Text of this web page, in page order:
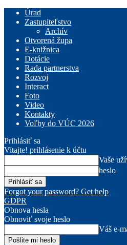
Úrad
Zastupiteľstvo
Archív
Otvorená župa
E-knižnica
Dotácie
Rada partnerstva
Rozvoj
Interact
Foto
Video
Kontakty
Voľby do VÚC 2026
Prihlásiť sa
Vitajte! prihlásenie k účtu
Vaše
heslo
Forgot your password? Get help
GDPR
Obnova hesla
Obnoviť svoje heslo
Váš e-